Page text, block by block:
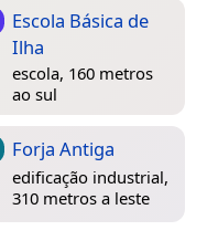
Escola Básica de
Ilha
escola, 160 metros
ao sul
Forja Antiga
edificação industrial,
310 metros a leste